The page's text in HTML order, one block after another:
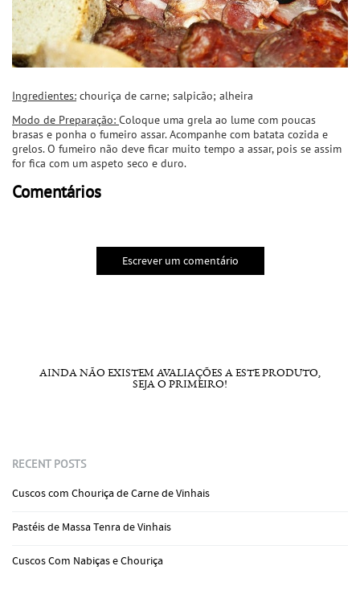
Ingredientes: chouriça de carne; salpicão; alheira
Modo de Preparação: Coloque uma grela ao lume com poucas
brasas e ponha o fumeiro assar. Acompanhe com batata cozida e
grelos. O fumeiro não deve ficar muito tempo a assar, pois se assim
for fica com um aspeto seco e duro.
Comentários
Escrever um comentário
AINDA NÃO EXISTEM AVALIAÇÕES A ESTE PRODUTO,
SEJA O PRIMEIRO!
RECENT POSTS
Cuscos com Chouriça de Carne de Vinhais
Pastéis de Massa Tenra de Vinhais
Cuscos Com Nabiças e Chouriça